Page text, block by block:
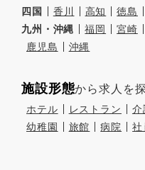
四国
香川 高知 徳島
九州・沖縄
福岡 宮崎
鹿児島
沖縄
施設形態から求人を
ホテル レストラン 介
幼稚園
旅館 病院 社